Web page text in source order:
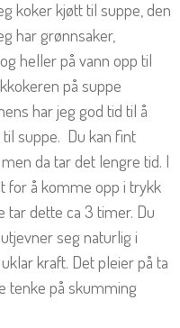
koker kjøtt til suppe, den
har grønnsaker,
heller på vann opp til
på suppe
har jeg god tid til å
suppe. Du kan fint
da tar det lengre tid. I
for å komme opp i trykk
dette ca 3 timer. Du
seg naturlig i
kraft. Det pleier på ta
tenke på skumming